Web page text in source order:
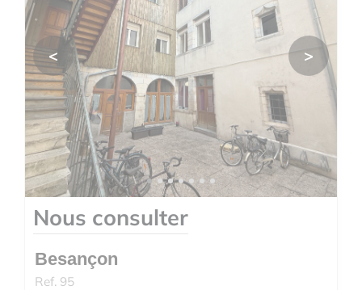
< >
Besançon
Ref. 95
Nous consulter